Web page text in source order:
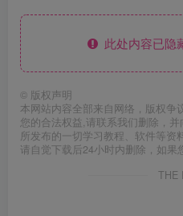
此处内容已隐
© 版权声明
本网站内容全部来自网络，版权争
您的合法权益,请联系我们删除，
所发布的一切学习教程、软件等资
请自觉下载后24小时内删除，如果
THE